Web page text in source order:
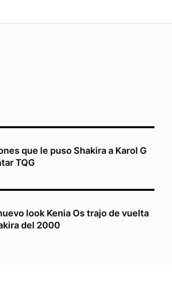
que le puso Shakira a Karol G
TQG
look Kenia Os trajo de vuelta
del 2000